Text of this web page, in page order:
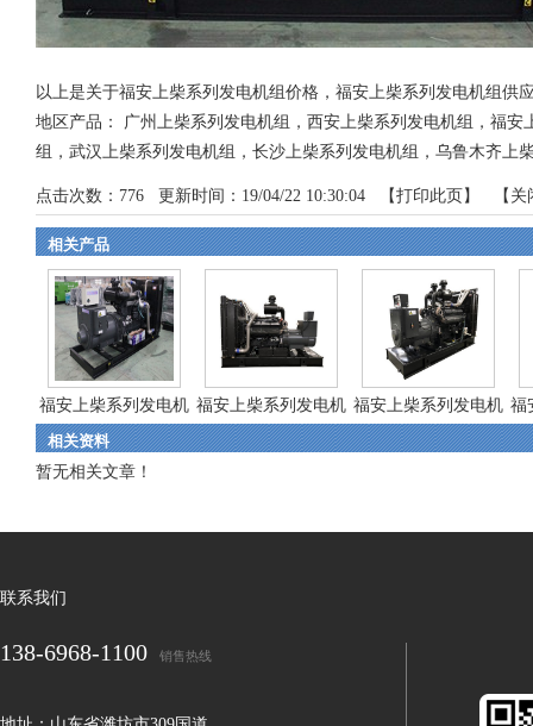
以上是关于福安上柴系列发电机组价格，福安上柴系列发电机组
地区产品：
广州上柴系列发电机组 ， 西安上柴系列发电机组 ， 福安
组 ， 武汉上柴系列发电机组 ， 长沙上柴系列发电机组 ， 乌鲁木齐上
点击次数： 776 更新时间：19/04/22 10:30:04 【打印此页】 【 关
相关产品
福安上柴系列发电机
组
福安上柴系列发电机
组
福安上柴系列发电机
组
福
相关资料
暂无相关文章！
联系我们
138-6968-1100 销售热线